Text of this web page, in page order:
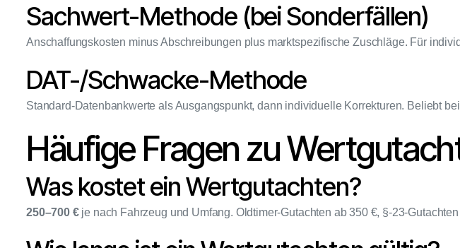
Sachwert-Methode (bei Sonderfällen)
Anschaffungskosten minus Abschreibungen plus marktspezifische Zuschläge. Für
DAT-/Schwacke-Methode
Standard-Datenbankwerte als Ausgangspunkt, dann individuelle Korrekturen. Beliebt
Häufige Fragen zu
Was kostet ein Wertgutachten?
250–700 €je nach Fahrzeug und Umfang. Oldtimer-Gutachten ab 350 €, §-23-